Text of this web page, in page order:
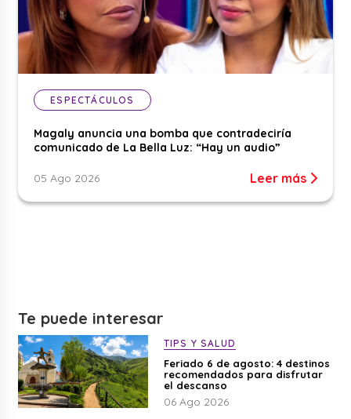
ESPECTÁCULOS
Magaly anuncia una bomba que contradeciría
comunicado de La Bella Luz: “Hay un audio”
05 Ago 2026 Leer más
Te puede interesar
TIPS Y SALUD
Feriado 6 de agosto: 4 destinos
recomendados para disfrutar
el descanso
06 Ago 2026